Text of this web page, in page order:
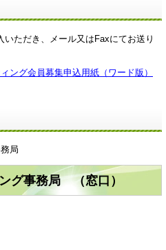
ただき、メール又はFaxにてお送り
ング会員募集申込用紙（ワード版）
局
グ事務局 （窓口）
部